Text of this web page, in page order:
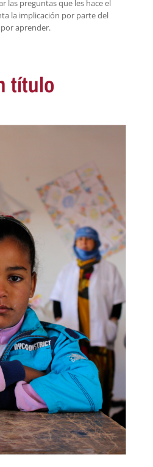
las preguntas que les hace el
la implicación por parte del
aprender.
título